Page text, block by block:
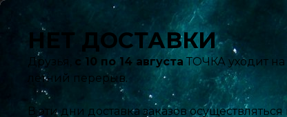
Ближайшая доставка: Завтра с 12:00
Главная Молоко, сыр, яйца Молоко, сливки